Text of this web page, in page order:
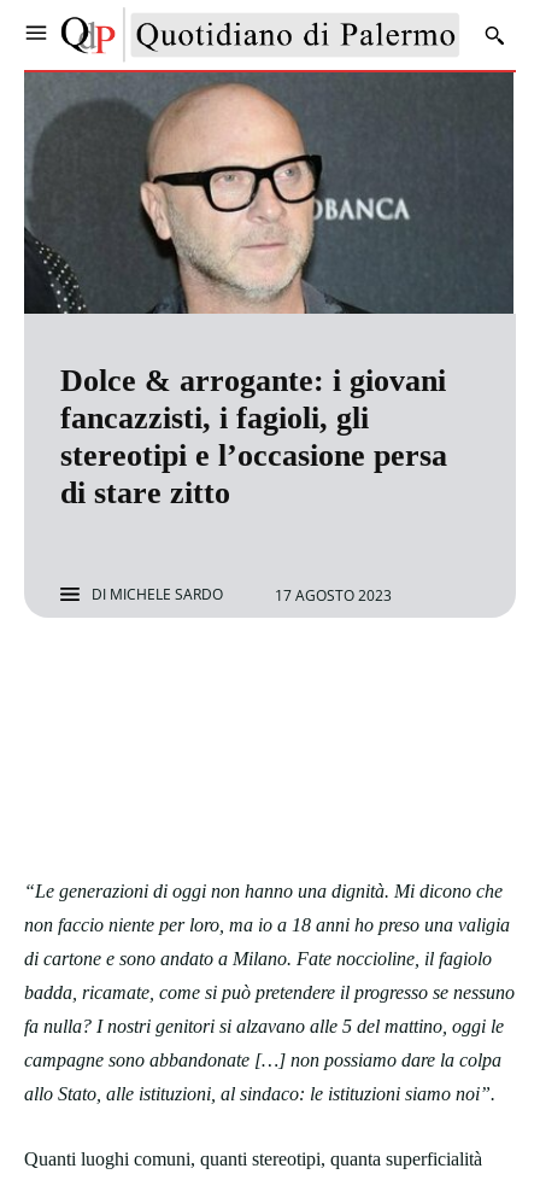
Dolce & arrogante: i giovani
fancazzisti, i fagioli, gli
stereotipi e l’occasione persa
di stare zitto
DI MICHELE SARDO 17 AGOSTO 2023
“Le generazioni di oggi non hanno una dignità. Mi dicono che
non faccio niente per loro, ma io a 18 anni ho preso una valigia
di cartone e sono andato a Milano. Fate noccioline, il fagiolo
badda, ricamate, come si può pretendere il progresso se nessuno
fa nulla? I nostri genitori si alzavano alle 5 del mattino, oggi le
campagne sono abbandonate […] non possiamo dare la colpa
allo Stato, alle istituzioni, al sindaco: le istituzioni siamo noi”.
Quanti luoghi comuni, quanti stereotipi, quanta superficialità